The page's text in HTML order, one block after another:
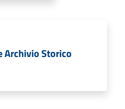
Archivio Storico